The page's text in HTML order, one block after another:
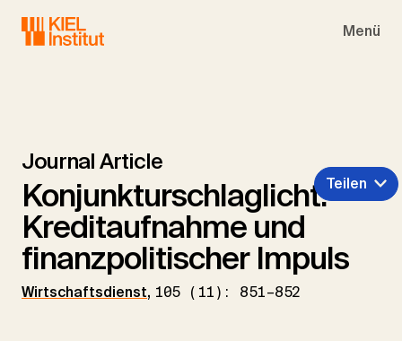
Menü
Journal Article
Konjunkturschlaglicht:
Kreditaufnahme und
finanzpolitischer Impuls
Wirtschaftsdienst, 105 (11): 851–852
Teilen